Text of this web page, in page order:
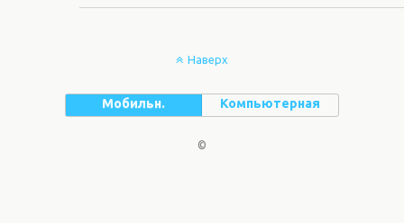
Наверх
Мобильн. Компьютерная
©